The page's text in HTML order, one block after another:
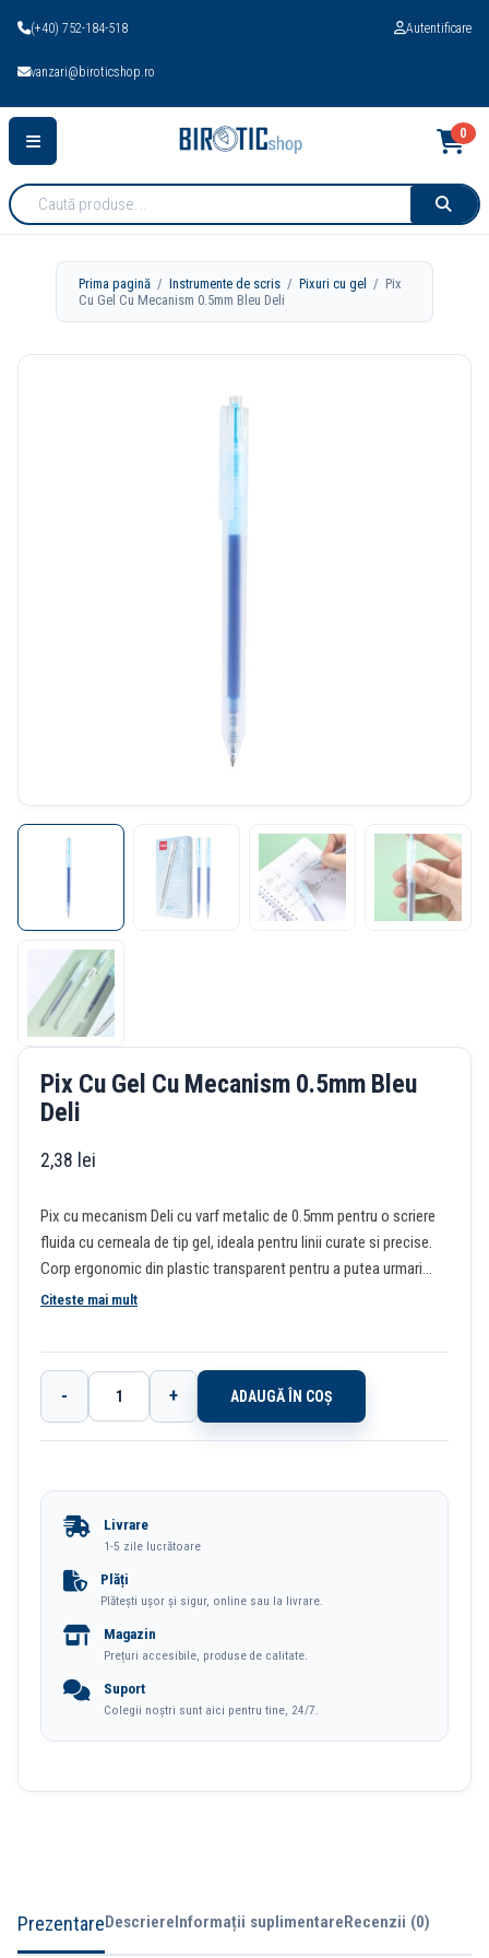
(+40) 752-184-518
vanzari@biroticshop.ro
Autentificare
Cauta
produse:
0
Prima pagină /Instrumente de scris /Pixuri cu gel / Pix
Cu Gel Cu Mecanism 0.5mm Bleu Deli
Pix Cu Gel Cu Mecanism 0.5mm Bleu
Deli
2,38 lei
Pix cu mecanism Deli cu varf metalic de 0.5mm pentru o scriere
fluida cu cerneala de tip gel, ideala pentru linii curate si precise.
Corp ergonomic din plastic transparent pentru a putea urmari
nivelul de cerneala. Scrierea colorata ofera o gama de culori
Citeste mai mult
Cantitate
Pix
Mecanism
Bleu
- + ADAUGĂ ÎN COȘ
Livrare
1-5 zile lucrătoare
Plăți
Plătești ușor și sigur, online sau la livrare.
Magazin
Prețuri accesibile, produse de calitate.
Suport
Colegii noștri sunt aici pentru tine, 24/7.
PrezentareDescriereInformații suplimentareRecenzii (0)